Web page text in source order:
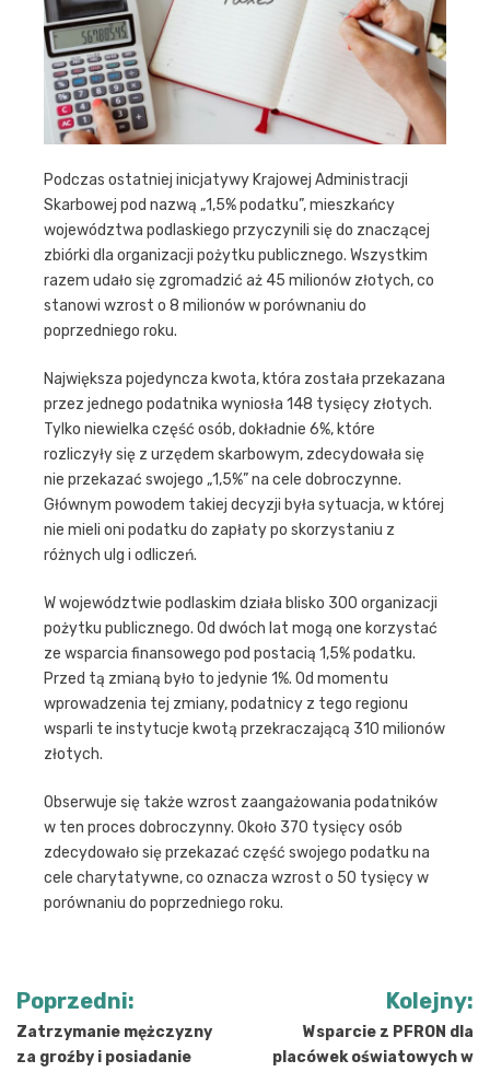
Podczas ostatniej inicjatywy Krajowej Administracji
Skarbowej pod nazwą „1,5% podatku”, mieszkańcy
województwa podlaskiego przyczynili się do znaczącej
zbiórki dla organizacji pożytku publicznego. Wszystkim
razem udało się zgromadzić aż 45 milionów złotych, co
stanowi wzrost o 8 milionów w porównaniu do
poprzedniego roku.
Największa pojedyncza kwota, która została przekazana
przez jednego podatnika wyniosła 148 tysięcy złotych.
Tylko niewielka część osób, dokładnie 6%, które
rozliczyły się z urzędem skarbowym, zdecydowała się
nie przekazać swojego „1,5%” na cele dobroczynne.
Głównym powodem takiej decyzji była sytuacja, w której
nie mieli oni podatku do zapłaty po skorzystaniu z
różnych ulg i odliczeń.
W województwie podlaskim działa blisko 300 organizacji
pożytku publicznego. Od dwóch lat mogą one korzystać
ze wsparcia finansowego pod postacią 1,5% podatku.
Przed tą zmianą było to jedynie 1%. Od momentu
wprowadzenia tej zmiany, podatnicy z tego regionu
wsparli te instytucje kwotą przekraczającą 310 milionów
złotych.
Obserwuje się także wzrost zaangażowania podatników
w ten proces dobroczynny. Około 370 tysięcy osób
zdecydowało się przekazać część swojego podatku na
cele charytatywne, co oznacza wzrost o 50 tysięcy w
porównaniu do poprzedniego roku.
Nawigacja
wpisu
Poprzedni:
Zatrzymanie mężczyzny
za groźby i posiadanie
Kolejny:
Wsparcie z PFRON dla
placówek oświatowych w